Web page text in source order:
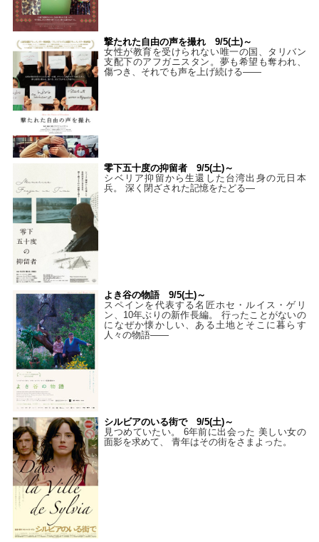
撃たれた自由の声を撮れ 9/5(土)～
女性が教育を受けられない唯一の国、タリバン
支配下のアフガニスタン。夢も希望も奪われ、
傷つき、それでも声を上げ続ける——
零下五十度の抑留者 9/5(土)～
シベリア抑留から生還した台湾出身の元日本
兵。 深く閉ざされた記憶をたどる—
よき谷の物語 9/5(土)～
スペインを代表する名匠ホセ・ルイス・ゲリ
ン、10年ぶりの新作長編。 行ったことがないの
になぜか懐かしい、ある土地とそこに暮らす
人々の物語――
シルビアのいる街で 9/5(土)～
見つめていたい。 6年前に出会った 美しい女の
面影を求めて、 青年はその街をさまよった。